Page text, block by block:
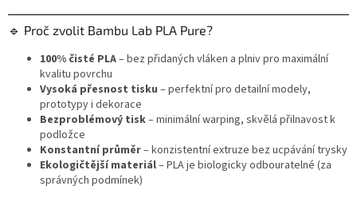
🔹 Proč zvolit Bambu Lab PLA Pure?
100% čisté PLA– bez přidaných vláken a plniv pro maximální
kvalitu povrchu
Vysoká přesnost tisku – perfektní pro detailní modely,
prototypy i dekorace
Bezproblémový tisk– minimální warping, skvělá přilnavost k
podložce
Konstantní průměr– konzistentní extruze bez ucpávání trysky
Ekologičtější materiál– PLA je biologicky odbouratelné (za
správných podmínek)